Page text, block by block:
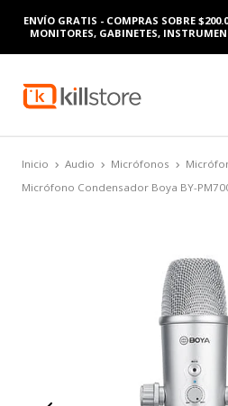
ENVÍO GRATIS - COMPRAS SOBRE
MONITORES, GABINETES,
Inicio Audio Micrófonos
Micrófono Condensador Boya BY-